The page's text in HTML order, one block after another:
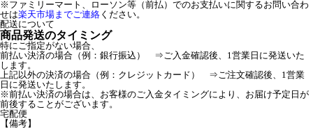
※ファミリーマート、ローソン等（前払）でのお支払いに関するお問い合わ
せは楽天市場までご連絡 ください。
配送について
商品発送のタイミング
特にご指定がない場合、
前払い決済の場合（例：銀行振込） ⇒ご入金確認後、1営業日に発送いた
します。
上記以外の決済の場合（例：クレジットカード） ⇒ご注文確認後、1営業
日に発送いたします。
※前払い決済の場合は、お客様のご入金タイミングにより、お届け予定日が
前後することがございます。
宅配便
【備考】